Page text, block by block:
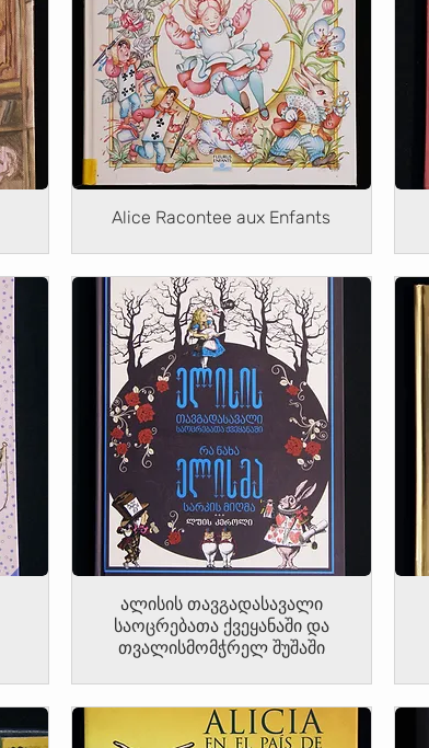
Alice Racontee aux Enfants
ალისის თავგადასავალი
საოცრებათა ქვეყანაში და
თვალისმომჭრელ შუშაში